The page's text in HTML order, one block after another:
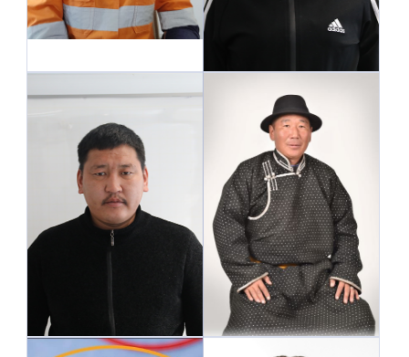
мэргэжилтэн
Оюу Толгой компанийн
төлөөлөл
Баян багийн малчдын
төлөөлөл